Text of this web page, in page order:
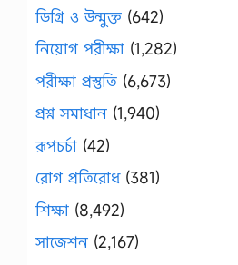
ডিগ্রি ও উন্মুক্ত (642)
নিয়োগ পরীক্ষা (1,282)
পরীক্ষা প্রস্তুতি (6,673)
প্রশ্ন সমাধান (1,940)
রূপচর্চা (42)
রোগ প্রতিরোধ(381)
শিক্ষা (8,492)
সাজেশন (2,167)